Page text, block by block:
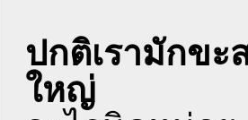
ปกติเรามักขะ
ใหญ่